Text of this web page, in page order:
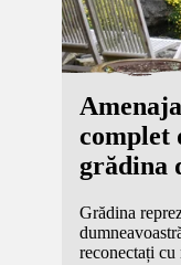
complet
grădina
Grădina
reconectați cu